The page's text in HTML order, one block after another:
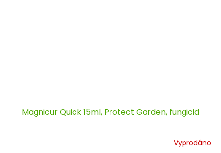
Magnicur Quick 15ml, Protect Garden, fungicid
Vyprodáno